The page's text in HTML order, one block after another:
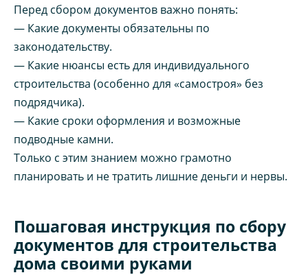
Перед сбором документов важно понять:
— Какие документы обязательны по
законодательству.
— Какие нюансы есть для индивидуального
строительства (особенно для «самостроя» без
подрядчика).
— Какие сроки оформления и возможные
подводные камни.
Только с этим знанием можно грамотно
планировать и не тратить лишние деньги и нервы.
Пошаговая инструкция по сбору
документов для строительства
дома своими руками